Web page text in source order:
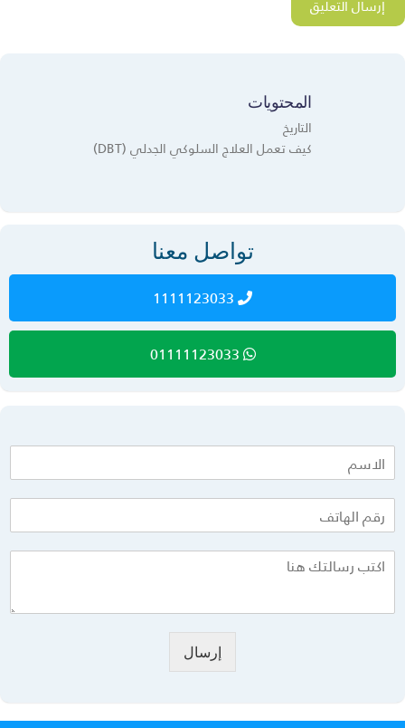
المحتويات
التاريخ
كيف تعمل العلاج السلوكي الجدلي (DBT)
تواصل معنا
1111123033
01111123033
إرسال